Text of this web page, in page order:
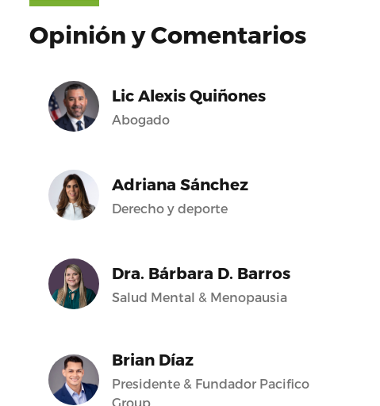
Opinión y Comentarios
Lic Alexis Quiñones
Abogado
Adriana Sánchez
Derecho y deporte
Dra. Bárbara D. Barros
Salud Mental & Menopausia
Brian Díaz
Presidente & Fundador Pacifico
Group